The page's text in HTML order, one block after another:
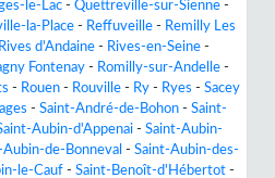
le-Lac - Quettreville-sur-Sienne -
la-Place - Reffuveille - Remilly Les
Rives d'Andaine - Rives-en-Seine -
Fontenay - Romilly-sur-Andelle -
- Rouen - Rouville - Ry - Ryes - Sacey
- Saint-André-de-Bohon - Saint-
Aubin-d'Appenai - Saint-Aubin-
Aubin-de-Bonneval - Saint-Aubin-des-
le-Cauf - Saint-Benoît-d'Hébertot -